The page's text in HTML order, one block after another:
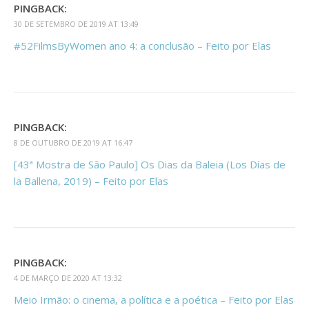
PINGBACK:
30 DE SETEMBRO DE 2019 AT 13:49
#52FilmsByWomen ano 4: a conclusão – Feito por Elas
PINGBACK:
8 DE OUTUBRO DE 2019 AT 16:47
[43ª Mostra de São Paulo] Os Dias da Baleia (Los Días de
la Ballena, 2019) – Feito por Elas
PINGBACK:
4 DE MARÇO DE 2020 AT 13:32
Meio Irmão: o cinema, a política e a poética – Feito por Elas